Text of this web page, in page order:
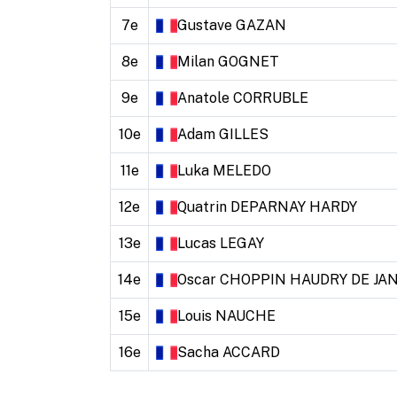
7e Gustave GAZAN
8e Milan GOGNET
9e Anatole CORRUBLE
10e Adam GILLES
11e Luka MELEDO
12e Quatrin DEPARNAY HARDY
13e Lucas LEGAY
14e Oscar CHOPPIN HAUDRY DE
15e Louis NAUCHE
16e Sacha ACCARD